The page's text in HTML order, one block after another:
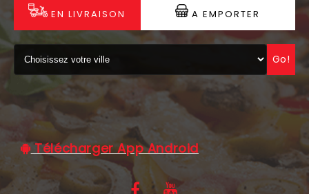
VOTRE COMPTE
NOTRE RESTAURANT
VOS AVIS
MENTIONS LÉGALES
C.G.V
EN LIVRAISON A EMPORTER
Go!
Télécharger App Android